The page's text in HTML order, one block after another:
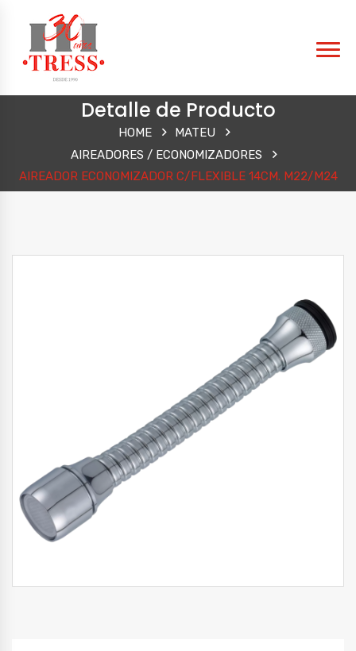
Detalle de Producto
HOME
MATEU
AIREADORES / ECONOMIZADORES
AIREADOR ECONOMIZADOR C/FLEXIBLE 14CM. M22/M24